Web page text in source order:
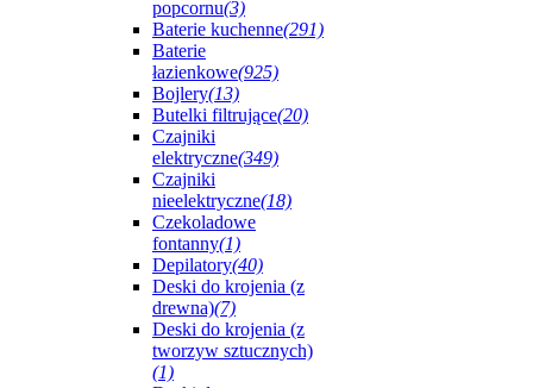
popcornu(3)
Baterie kuchenne(291)
Baterie
łazienkowe(925)
Bojlery(13)
Butelki filtrujące(20)
Czajniki
elektryczne(349)
Czajniki
nieelektryczne(18)
Czekoladowe
fontanny(1)
Depilatory(40)
Deski do krojenia (z
drewna)(7)
Deski do krojenia (z
tworzyw sztucznych)
(1)